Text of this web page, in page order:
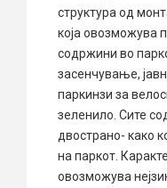
структура од
која овозможува
содржини во
засенчување,
паркинзи за
зеленило. Сите
двострано- како
на паркот.
овозможува